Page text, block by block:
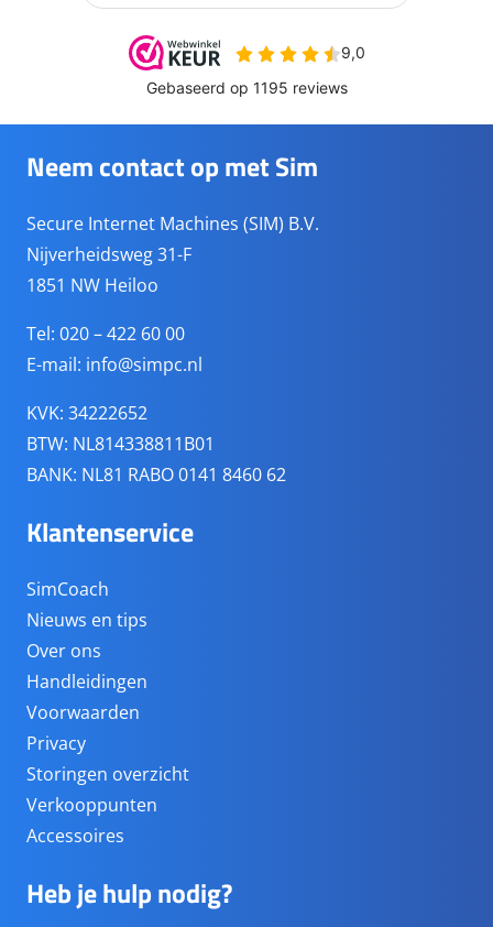
Neem contact op met Sim
Secure Internet Machines (SIM) B.V.
Nijverheidsweg 31-F
1851 NW Heiloo
Tel: 020 – 422 60 00
E-mail: info@simpc.nl
KVK: 34222652
BTW: NL814338811B01
BANK: NL81 RABO 0141 8460 62
Klantenservice
SimCoach
Nieuws en tips
Over ons
Handleidingen
Voorwaarden
Privacy
Storingen overzicht
Verkooppunten
Accessoires
Heb je hulp nodig?